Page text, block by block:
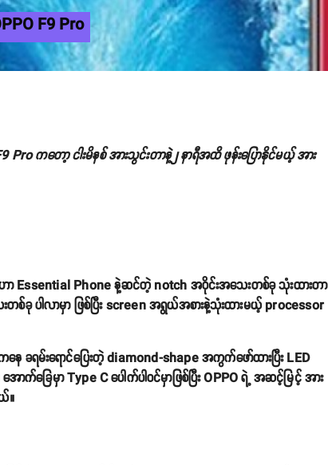
F9 Pro
ကတော့ ငါးမိနစ် အားသွင်းတာနဲ့၂ နာရီအထိ ဖုန်းပြောနိုင်မယ့် အား
Essential Phone နဲ့ဆင်တဲ့ notch အဝိုင်းအသေးတစ်ခု သုံးထားတာ
ခု ပါလာမှာ ဖြစ်ပြီး screen အရွယ်အစားနဲ့သုံးထားမယ့် processor
ရမ်းရောင်ပြေးတဲ့ diamond-shape အကွက်ဖော်ထားပြီး LED
က်ခြေမှာ Type C ပေါက်ပါဝင်မှာဖြစ်ပြီး OPPO ရဲ့ အဆင့်မြင့် အား
။